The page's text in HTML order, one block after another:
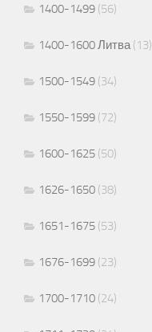
1400-1499 (56)
1400-1600 Литва(13)
1500-1549 (34)
1550-1599 (72)
1600-1625 (50)
1626-1650 (38)
1651-1675 (53)
1676-1699 (23)
1700-1710 (24)